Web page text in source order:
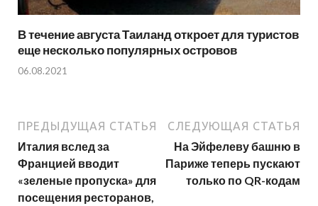
В течение августа Таиланд откроет для туристов
еще несколько популярных островов
06.08.2021
ПРЕДЫДУЩАЯ СТАТЬЯ
Италия вслед за
Францией вводит
«зеленые пропуска» для
посещения ресторанов,
СЛЕДУЮЩАЯ СТАТЬЯ
На Эйфелеву башню в
Париже теперь пускают
только по QR-кодам